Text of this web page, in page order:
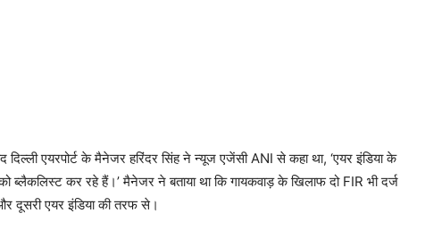
दिल्ली एयरपोर्ट के मैनेजर हरिंदर सिंह ने न्यूज एजेंसी ANI से कहा था, ‘एयर इंडिया के
ब्लैकलिस्ट कर रहे हैं।’ मैनेजर ने बताया था कि गायकवाड़ के खिलाफ दो FIR भी दर्ज
दूसरी एयर इंडिया की तरफ से।